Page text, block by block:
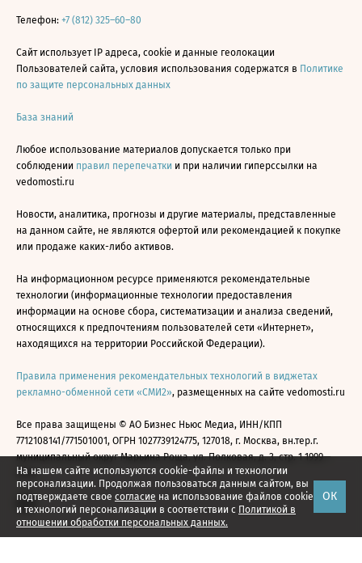
На нашем сайте используются cookie-файлы и технологии
персонализации. Продолжая пользоваться данным сайтом, вы
подтверждаете свое согласие на использование файлов cookie
и технологий персонализации в соответствии с Политикой в
отношении обработки персональных данных.
ОК
Телефон: +7 (812) 325–60–80
Сайт использует IP адреса, cookie и данные геолокации
Пользователей сайта, условия использования содержатся в Политике
по защите персональных данных
База знаний
Любое использование материалов допускается только при
соблюдении правил перепечатки и при наличии гиперссылки на
vedomosti.ru
Новости, аналитика, прогнозы и другие материалы, представленные
на данном сайте, не являются офертой или рекомендацией к покупке
или продаже каких-либо активов.
На информационном ресурсе применяются рекомендательные
технологии (информационные технологии предоставления
информации на основе сбора, систематизации и анализа сведений,
относящихся к предпочтениям пользователей сети «Интернет»,
находящихся на территории Российской Федерации).
Правила применения рекомендательных технологий в виджетах
рекламно-обменной сети «СМИ2», размещенных на сайте vedomosti.ru
Все права защищены © АО Бизнес Ньюс Медиа, ИНН/КПП
7712108141/771501001, ОГРН 1027739124775, 127018, г. Москва, вн.тер.г.
муниципальный округ Марьина Роща, ул. Полковая, д. 3, стр. 1 1999—
2026